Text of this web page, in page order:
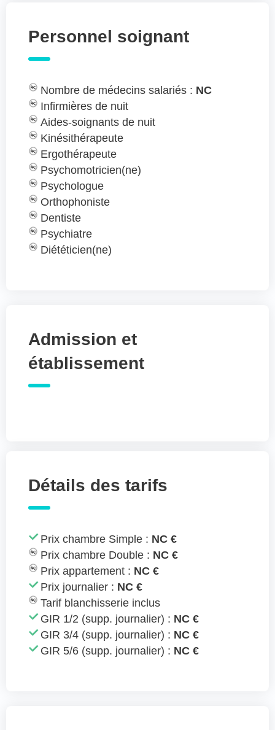
Personnel soignant
Nombre de médecins salariés : NC
Infirmières de nuit
Aides-soignants de nuit
Kinésithérapeute
Ergothérapeute
Psychomotricien(ne)
Psychologue
Orthophoniste
Dentiste
Psychiatre
Diététicien(ne)
Admission et
établissement
Détails des tarifs
Prix chambre Simple : NC €
Prix chambre Double : NC €
Prix appartement : NC €
Prix journalier : NC €
Tarif blanchisserie inclus
GIR 1/2 (supp. journalier) : NC €
GIR 3/4 (supp. journalier) : NC €
GIR 5/6 (supp. journalier) : NC €